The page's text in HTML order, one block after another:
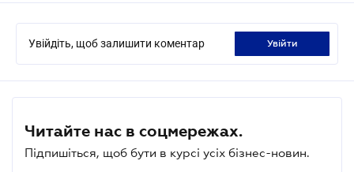
Увійдіть, щоб залишити коментар увійти
Читайте нас в соцмережах.
Підпишіться, щоб бути в курсі усіх бізнес-новин.